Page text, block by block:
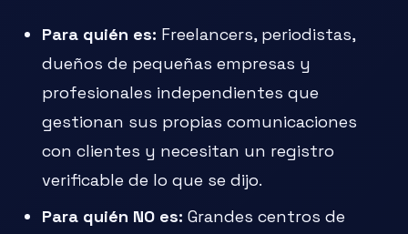
Para quién es: Freelancers, periodistas,
dueños de pequeñas empresas y
profesionales independientes que
gestionan sus propias comunicaciones
con clientes y necesitan un registro
verificable de lo que se dijo.
Para quién NO es: Grandes centros de